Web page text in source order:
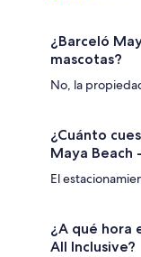
¿Barceló
mascotas?
No, la
¿Cuánto
Maya Beach
El
¿A qué hora
All Inclusive?